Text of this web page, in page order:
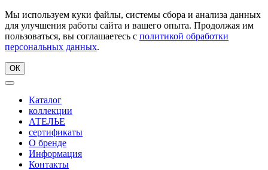
Мы используем куки файлы, системы сбора и анализа данных
для улучшения работы сайта и вашего опыта. Продолжая им
пользоваться, вы соглашаетесь с политикой обработки
персональных данных.
ОК
Каталог
коллекции
АТЕЛЬЕ
сертификаты
О бренде
Информация
Контакты